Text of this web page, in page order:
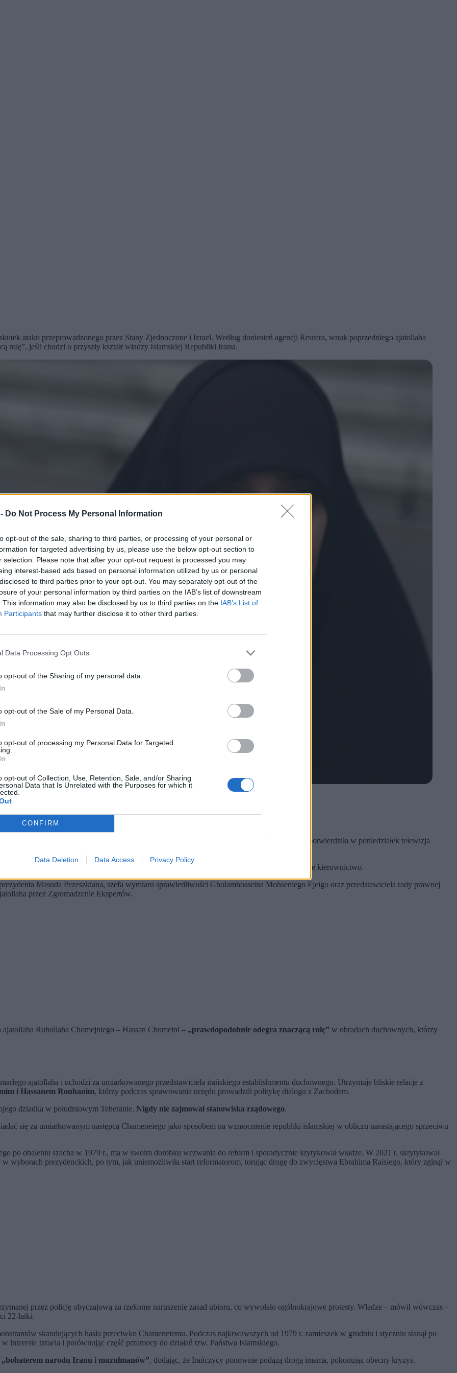
Do Not Process My Personal Information
opt-out of the sale, sharing to third parties, or processing of your personal or
for targeted advertising by us, please use the below opt-out section to
selection. Please note that after your opt-out request is processed you may
interest-based ads based on personal information utilized by us or personal
to third parties prior to your opt-out. You may separately opt-out of the
of your personal information by third parties on the IAB’s list of downstream
This information may also be disclosed by us to third parties on the IAB’s List of
Participants that may further disclose it to other third parties.
Data Processing Opt Outs
opt-out of the Sharing of my personal data.
opt-out of the Sale of my Personal Data.
opt-out of processing my Personal Data for Targeted
opt-out of Collection, Use, Retention, Sale, and/or Sharing
Data that Is Unrelated with the Purposes for which it
CONFIRM
Data Deletion Data Access Privacy Policy
ataku przeprowadzonego przez Stany Zjednoczone i Izrael. Według doniesień agencji Reutera, wnuk poprzedniego ajatollaha
rolę”, jeśli chodzi o przyszły kształt władzy Islamskiej Republiki Iranu.
i potwierdzono jego śmierć. (fot. ABEDIN TAHERKENAREH / PAP / EPA)
Operację prowadzą wspólnie USA i Izrael.
najwyższy duchowy przywódca Iranu.
swojego dziadka w Teheranie.
który został zabity podczas operacji militarnej prowadzonej przez USA i Izrael, potwierdziła w poniedziałek telewizja
uruchomiono konstytucyjną procedurę przejęcia obowiązków głowy państwa przez tymczasowe kierownictwo.
Masuda Pezeszkiana, szefa wymiaru sprawiedliwości Gholamhosseina Mohseniego Ejeigo oraz przedstawiciela rady prawnej
przez Zgromadzenie Ekspertów.
Ruhollaha Chomejniego – Hassan Chomeini – „prawdopodobnie odegra znaczącą rolę” w obradach duchownych, którzy
ajatollaha i uchodzi za umiarkowanego przedstawiciela irańskiego establishmentu duchownego. Utrzymuje bliskie relacje z
i Hassanem Rouhanim, którzy podczas sprawowania urzędu prowadzili politykę dialogu z Zachodem.
dziadka w południowym Teheranie. Nigdy nie zajmował stanowiska rządowego.
się za umiarkowanym następcą Chameneiego jako sposobem na wzmocnienie republiki islamskiej w obliczu narastającego sprzeciwu
po obaleniu szacha w 1979 r., ma w swoim dorobku wezwania do reform i sporadycznie krytykował władze. W 2021 r. skrytykował
wyborach prezydenckich, po tym, jak uniemożliwiła start reformatorom, torując drogę do zwycięstwa Ebrahima Raisiego, który zginął w
przez policję obyczajową za rzekome naruszenie zasad ubioru, co wywołało ogólnokrajowe protesty. Władze – mówił wówczas –
22-latki.
skandujących hasła przeciwko Chameneiemu. Podczas najkrwawszych od 1979 r. zamieszek w grudniu i styczniu stanął po
interesie Izraela i porównując część przemocy do działań tzw. Państwa Islamskiego.
„bohaterem narodu Iranu i muzułmanów”, dodając, że Irańczycy ponownie podążą drogą imama, pokonując obecny kryzys.